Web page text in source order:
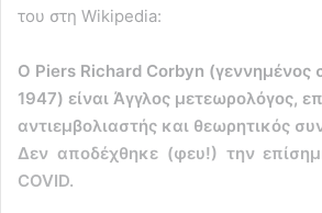
του στη Wikipedia:
Ο Piers Richard Corbyn (γεννημένος
1947) είναι Άγγλος μετεωρολόγος,
αντιεμβολιαστής και θεωρητικός
Δεν αποδέχθηκε (φευ!) την
COVID.